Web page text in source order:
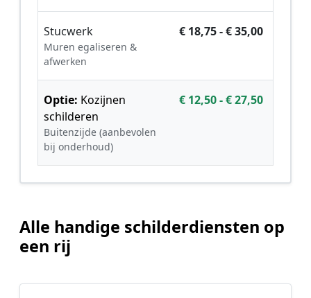
Stucwerk
Muren egaliseren &
afwerken
€ 18,75 - € 35,00
Optie: Kozijnen
schilderen
Buitenzijde (aanbevolen
bij onderhoud)
€ 12,50 - € 27,50
Alle handige schilderdiensten op
een rij